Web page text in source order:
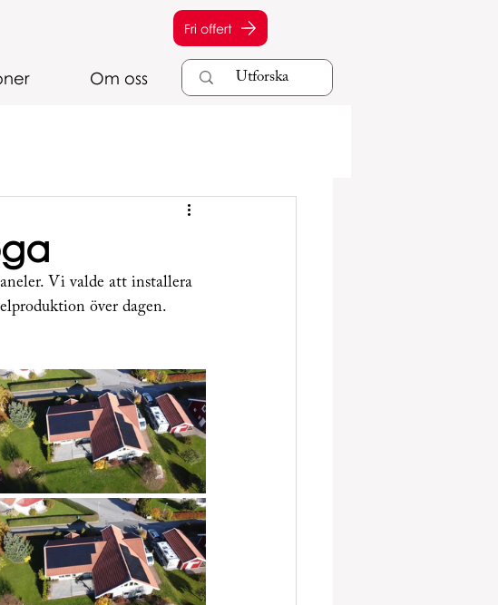
Fri offert
Om oss
Vi valde att installera
över dagen.